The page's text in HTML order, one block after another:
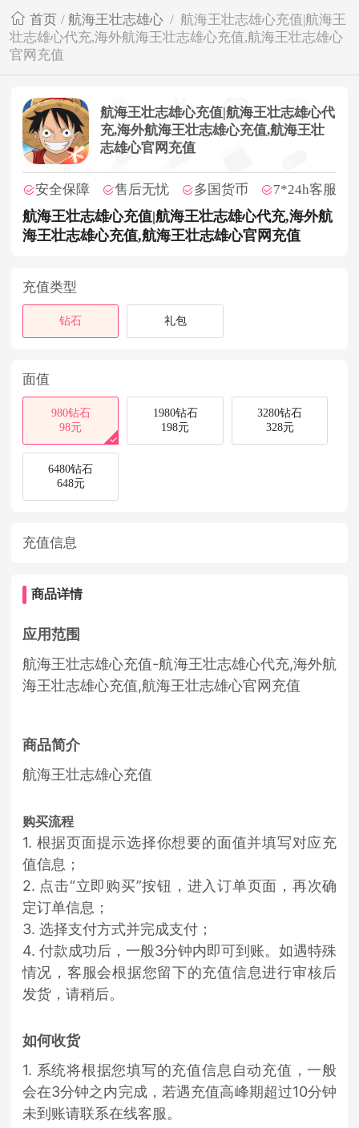
首页 / 航海王壮志雄心 / 航海王壮志雄心充值|航海王
壮志雄心代充,海外航海王壮志雄心充值,航海王壮志雄心
官网充值
航海王壮志雄心充值|航海王壮志雄心代
充,海外航海王壮志雄心充值,航海王壮
志雄心官网充值
安全保障 售后无忧 多国货币 7*24h客服
航海王壮志雄心充值|航海王壮志雄心代充,海外航
海王壮志雄心充值,航海王壮志雄心官网充值
充值类型
钻石 礼包
面值
980钻石
98元
1980钻石
198元
3280钻石
328元
6480钻石
648元
充值信息
商品详情
应用范围
航海王壮志雄心充值-航海王壮志雄心代充,海外航
海王壮志雄心充值,航海王壮志雄心官网充值
商品简介
航海王壮志雄心充值
购买流程
1. 根据页面提示选择你想要的面值并填写对应充
值信息；
2. 点击“立即购买”按钮，进入订单页面，再次确
定订单信息；
3. 选择支付方式并完成支付；
4. 付款成功后，一般3分钟内即可到账。如遇特殊
情况，客服会根据您留下的充值信息进行审核后
发货，请稍后。
如何收货
1. 系统将根据您填写的充值信息自动充值，一般
会在3分钟之内完成，若遇充值高峰期超过10分钟
未到账请联系在线客服。